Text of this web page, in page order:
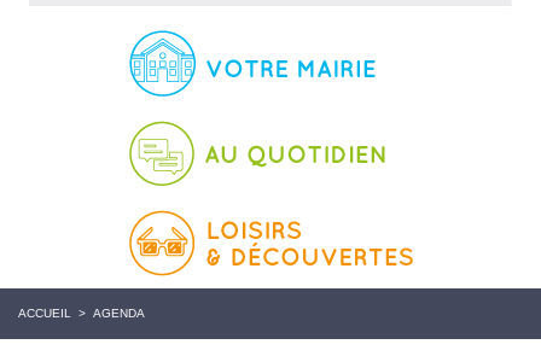
ACCUEIL > AGENDA